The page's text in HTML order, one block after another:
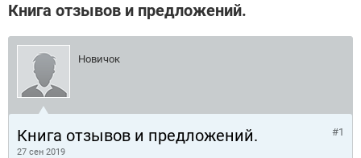
Книга отзывов и предложений.
Новичок
Книга отзывов и предложений.
27 сен 2019
#1